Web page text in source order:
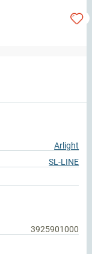
Arlight
SL-LINE
3925901000